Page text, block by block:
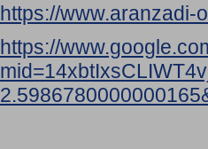
https://www.aranzadi-
https://